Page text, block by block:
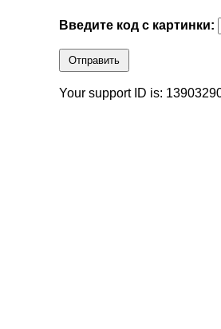
Введите код с картинки:
Отправить
Your support ID is: